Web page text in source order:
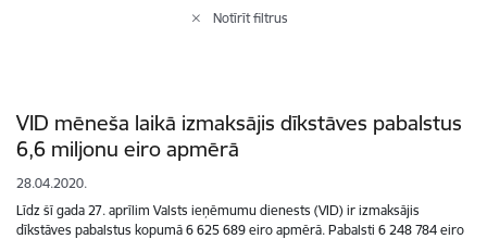
Notīrīt filtrus
VID mēneša laikā izmaksājis dīkstāves pabalstus
6,6 miljonu eiro apmērā
28.04.2020.
Līdz šī gada 27. aprīlim Valsts ieņēmumu dienests (VID) ir izmaksājis
dīkstāves pabalstus kopumā 6 625 689 eiro apmērā. Pabalsti 6 248 784 eiro